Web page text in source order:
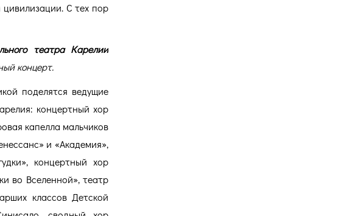
С тех пор
театра Карелии
концерт.
поделятся ведущие
концертный хор
капелла мальчиков
и «Академия»,
концертный хор
во Вселенной», театр
классов Детской